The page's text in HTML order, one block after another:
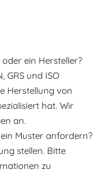
ein Hersteller?
GRS und ISO
Herstellung von
hat. Wir
an.
Muster anfordern?
stellen. Bitte
zu